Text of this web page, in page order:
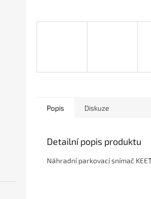
Popis Diskuze
Detailní popis produktu
Náhradní parkovací snímač